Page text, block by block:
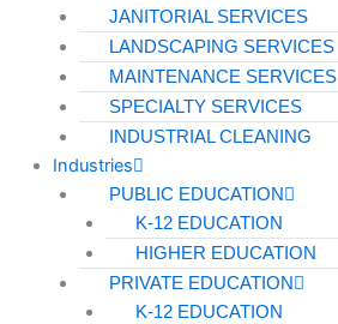
JANITORIAL SERVICES
LANDSCAPING SERVICES
MAINTENANCE SERVICES
SPECIALTY SERVICES
INDUSTRIAL CLEANING
Industries
PUBLIC EDUCATION
K-12 EDUCATION
HIGHER EDUCATION
PRIVATE EDUCATION
K-12 EDUCATION